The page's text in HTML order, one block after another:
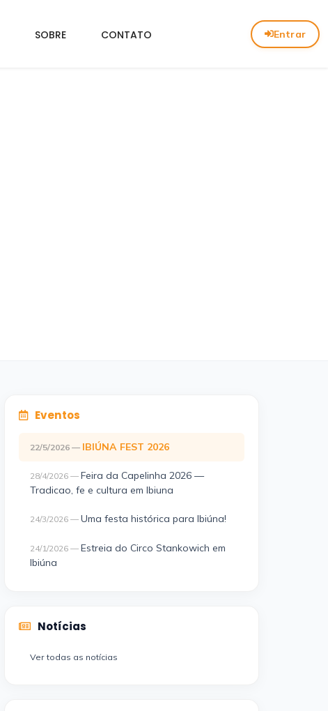
Entrar
SOBRE CONTATO
Eventos
22/5/2026 — IBIÚNA FEST 2026
28/4/2026 — Feira da Capelinha 2026 —
Tradicao, fe e cultura em Ibiuna
24/3/2026 — Uma festa histórica para Ibiúna!
24/1/2026 — Estreia do Circo Stankowich em
Ibiúna
Notícias
Ver todas as notícias